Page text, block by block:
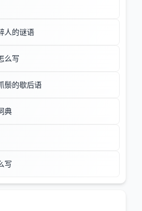
人的谜语
么写
鬃的歇后语
典
写